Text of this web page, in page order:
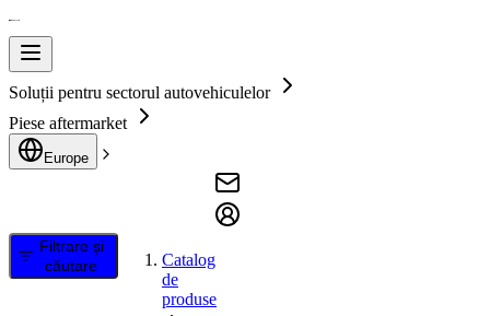
Soluții pentru sectorul autovehiculelor
Piese aftermarket
Europe
Filtrare și
căutare
Catalog
de
produse